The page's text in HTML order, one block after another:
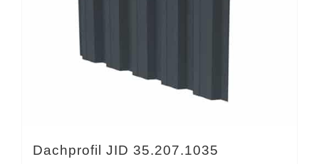
Dachprofil JID 35.207.1035